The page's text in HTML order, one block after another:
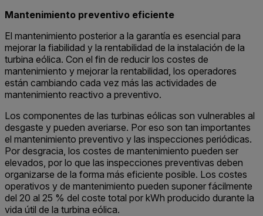
Mantenimiento preventivo eficiente
El mantenimiento posterior a la garantía es esencial para
mejorar la fiabilidad y la rentabilidad de la instalación de la
turbina eólica. Con el fin de reducir los costes de
mantenimiento y mejorar la rentabilidad, los operadores
están cambiando cada vez más las actividades de
mantenimiento reactivo a preventivo.
Los componentes de las turbinas eólicas son vulnerables al
desgaste y pueden averiarse. Por eso son tan importantes
el mantenimiento preventivo y las inspecciones periódicas.
Por desgracia, los costes de mantenimiento pueden ser
elevados, por lo que las inspecciones preventivas deben
organizarse de la forma más eficiente posible. Los costes
operativos y de mantenimiento pueden suponer fácilmente
del 20 al 25 % del coste total por kWh producido durante la
vida útil de la turbina eólica.